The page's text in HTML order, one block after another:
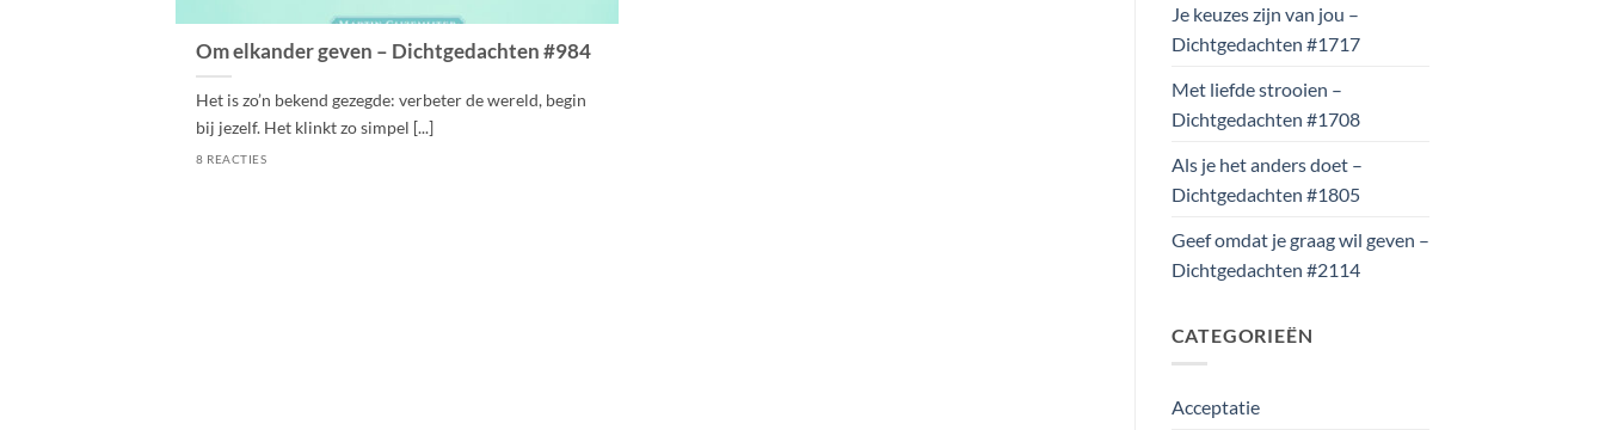
Om elkander geven – Dichtgedachten #984
Het is zo’n bekend gezegde: verbeter de wereld, begin
bij jezelf. Het klinkt zo simpel [...]
8 REACTIES
Je keuzes zijn van jou –
Dichtgedachten #1717
Met liefde strooien –
Dichtgedachten #1708
Als je het anders doet –
Dichtgedachten #1805
Geef omdat je graag wil geven –
Dichtgedachten #2114
CATEGORIEËN
Acceptatie